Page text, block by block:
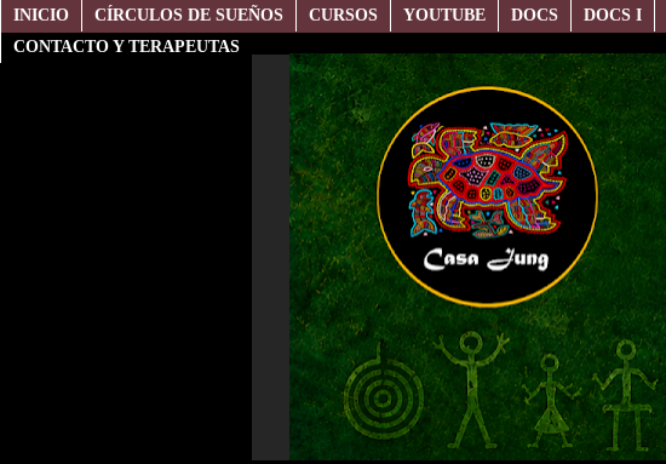
INICIO CÍRCULOS DE SUEÑOS CURSOS YOUTUBE DOCS DOCS I
CONTACTO Y TERAPEUTAS